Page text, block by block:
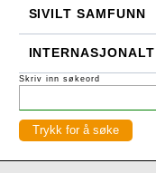
SIVILT SAMFUNN
INTERNASJONALT
Skriv inn søkeord